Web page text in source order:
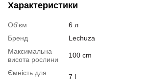
Характеристики
Об'єм
6 л
Бренд
Lechuza
Максимальна
висота рослини
100 cm
Ємність для
7 l